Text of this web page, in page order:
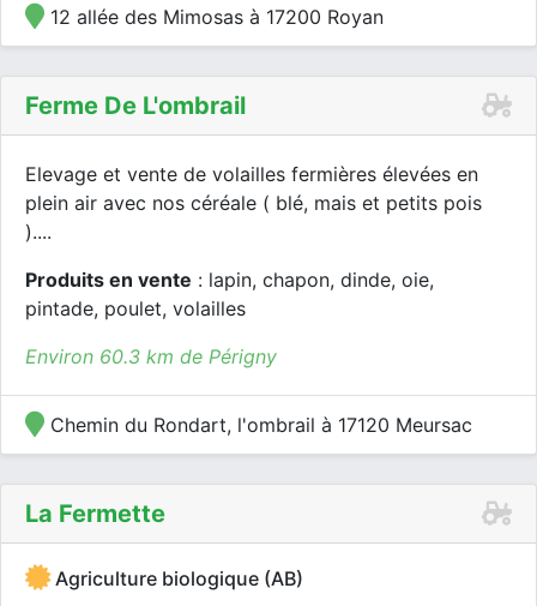
12 allée des Mimosas à 17200 Royan
Ferme De L'ombrail
Elevage et vente de volailles fermières élevées en
plein air avec nos céréale ( blé, mais et petits pois
)....
Produits en vente : lapin, chapon, dinde, oie,
pintade, poulet, volailles
Environ 60.3 km de Périgny
Chemin du Rondart, l'ombrail à 17120 Meursac
La Fermette
Agriculture biologique (AB)